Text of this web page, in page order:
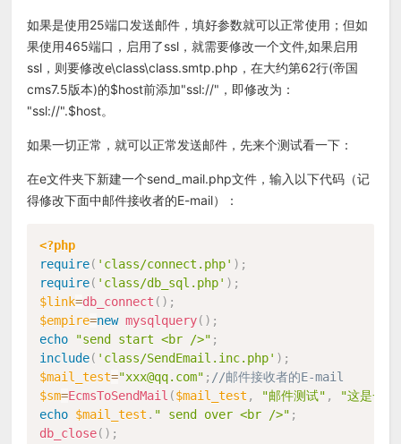
如果是使用25端口发送邮件，填好参数就可以正常使用；但如
果使用465端口，启用了ssl，就需要修改一个文件,如果启用
ssl，则要修改e\class\class.smtp.php，在大约第62行(帝国
cms7.5版本)的$host前添加"ssl://"，即修改为：
"ssl://".$host。
如果一切正常，就可以正常发送邮件，先来个测试看一下：
在e文件夹下新建一个send_mail.php文件，输入以下代码（记
得修改下面中邮件接收者的E-mail）：
<?php
require( 'class/connect.php' ) ;
require( 'class/db_sql.php' ) ;
$link=db_connect ( ) ;
$empire=new mysqlquery( ) ;
echo
"send start <br />" ;
include( 'class/SendEmail.inc.php' ) ;
$mail_test="xxx@qq.com" ; //邮件接收者的E-mail
$sm=EcmsToSendMail ($mail_test , "邮件测试" ,
"这是一
echo $mail_test . " send over <br />" ;
db_close( ) ;